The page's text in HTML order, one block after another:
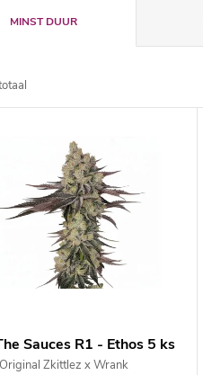
MINST DUUR
Sauces R1 - Ethos 5 ks
Original Zkittlez x Wrank